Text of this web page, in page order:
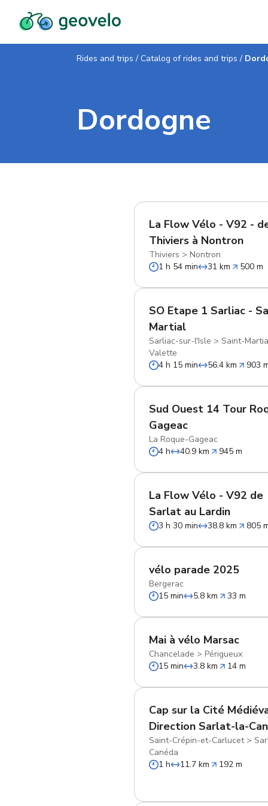
Rides and trips / Catalog of rides and trips /
Dordogne
La Flow Vélo - V92 -
Thiviers à Nontron
Thiviers >Nontron
1 h 54 min
31 km 500 m
SO Etape 1 Sarliac -
Martial
Sarliac-sur-l'Isle >Saint-
Valette
4 h 15 min
56.4 km 903
Sud Ouest 14 Tour
Gageac
La Roque-Gageac
4 h
40.9 km 945 m
La Flow Vélo - V92 de
Sarlat au Lardin
3 h 30 min 38.8 km 805
vélo parade 2025
Bergerac
15 min
5.8 km 33 m
Mai à vélo Marsac
Chancelade >Périgueux
15 min
3.8 km 14 m
Cap sur la Cité
Direction Sarlat-la-
Saint-Crépin-et-Carlucet>
Canéda
1 h
11.7 km 192 m